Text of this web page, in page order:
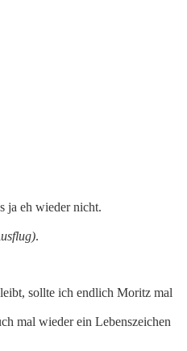
ja eh wieder nicht.
.
sollte ich endlich Moritz mal
mal wieder ein Lebenszeichen